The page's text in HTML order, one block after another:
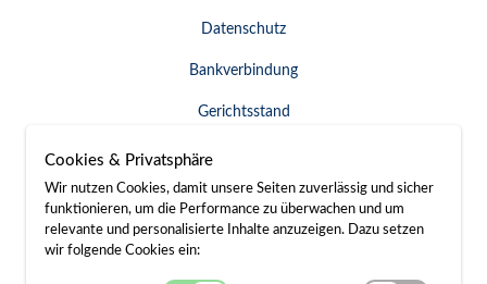
Datenschutz
Bankverbindung
Gerichtsstand
Widerruf erklären
SERVICE & KONTAKT
Cookies & Privatsphäre
Wir nutzen Cookies, damit unsere Seiten zuverlässig und sicher
funktionieren, um die Performance zu überwachen und um
relevante und personalisierte Inhalte anzuzeigen. Dazu setzen
wir folgende Cookies ein: